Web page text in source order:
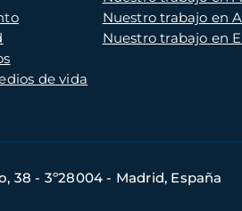
de vida
Nuestro trabajo en
Nuestro trabajo en
38 - 3º28004 - Madrid, España